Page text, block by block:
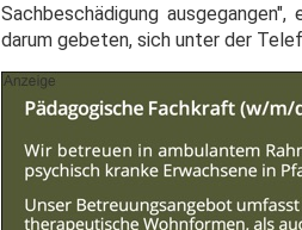
Sachbeschädigung
darum gebeten, sich unter der